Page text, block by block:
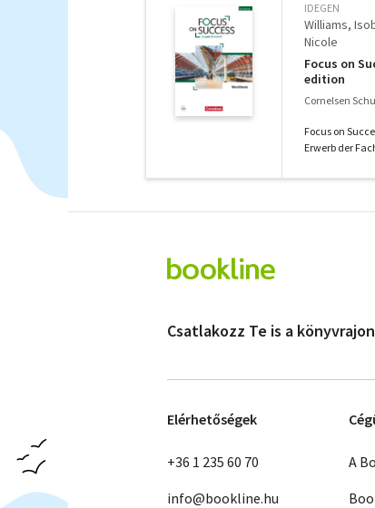
IDEGEN
Williams,
Nicole
Focus on
edition
Cornelsen
Focus on
Erwerb der
Csatlakozz Te is a
Elérhetőségek
+36 1 235 60 70
info@bookline.hu
A